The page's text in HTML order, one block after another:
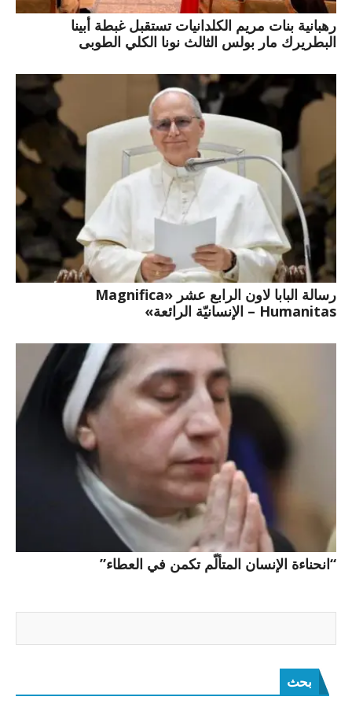
رهبانية بنات مريم الكلدانيات تستقبل غبطة أبينا
البطريرك مار بولس الثالث نونا الكلي الطوبى
رسالة البابا لاون الرابع عشر «Magnifica
Humanitas – الإنسانيّة الرائعة»
“انحناءة الإنسان المتألّم تكمن في العطاء”
بحث